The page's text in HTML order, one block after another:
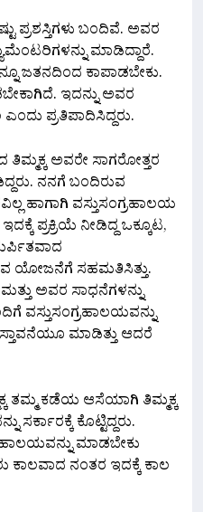
ಪ್ರಶಸ್ತಿಗಳು ಬಂದಿವೆ. ಅವರ
ಮಾಡಿದ್ದಾರೆ.
ಜತನದಿಂದ ಕಾಪಾಡಬೇಕು.
ಇದನ್ನು ಅವರ
ಪ್ರತಿಪಾದಿಸಿದ್ದರು.
ತಿಮ್ಮಕ್ಕ ಅವರೇ ಸಾಗರೋತ್ತರ
ನನಗೆ ಬಂದಿರುವ
ಹಾಗಾಗಿ ವಸ್ತುಸಂಗ್ರಹಾಲಯ
ಪ್ರಕ್ರಿಯೆ ನೀಡಿದ್ದ ಒಕ್ಕೂಟ,
ಯೋಜನೆಗೆ ಸಹಮತಿಸಿತ್ತು.
ಅವರ ಸಾಧನೆಗಳನ್ನು
ವಸ್ತುಸಂಗ್ರಹಾಲಯವನ್ನು
ಮಾಡಿತ್ತು ಆದರೆ
ತಮ್ಮ ಕಡೆಯ ಆಸೆಯಾಗಿ ತಿಮ್ಮಕ್ಕ
ಕೊಟ್ಟಿದ್ದರು.
ಮಾಡಬೇಕು
ನಂತರ ಇದಕ್ಕೆ ಕಾಲ